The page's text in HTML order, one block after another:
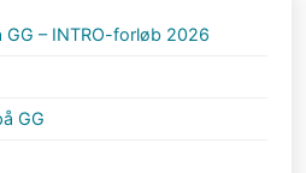
GG – INTRO-forløb 2026
GG